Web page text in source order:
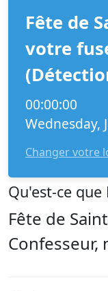
Fête de
votre
00:00:00
Wednesday,
Changer votre
Qu'est-ce que
Fête de
Confesseur,